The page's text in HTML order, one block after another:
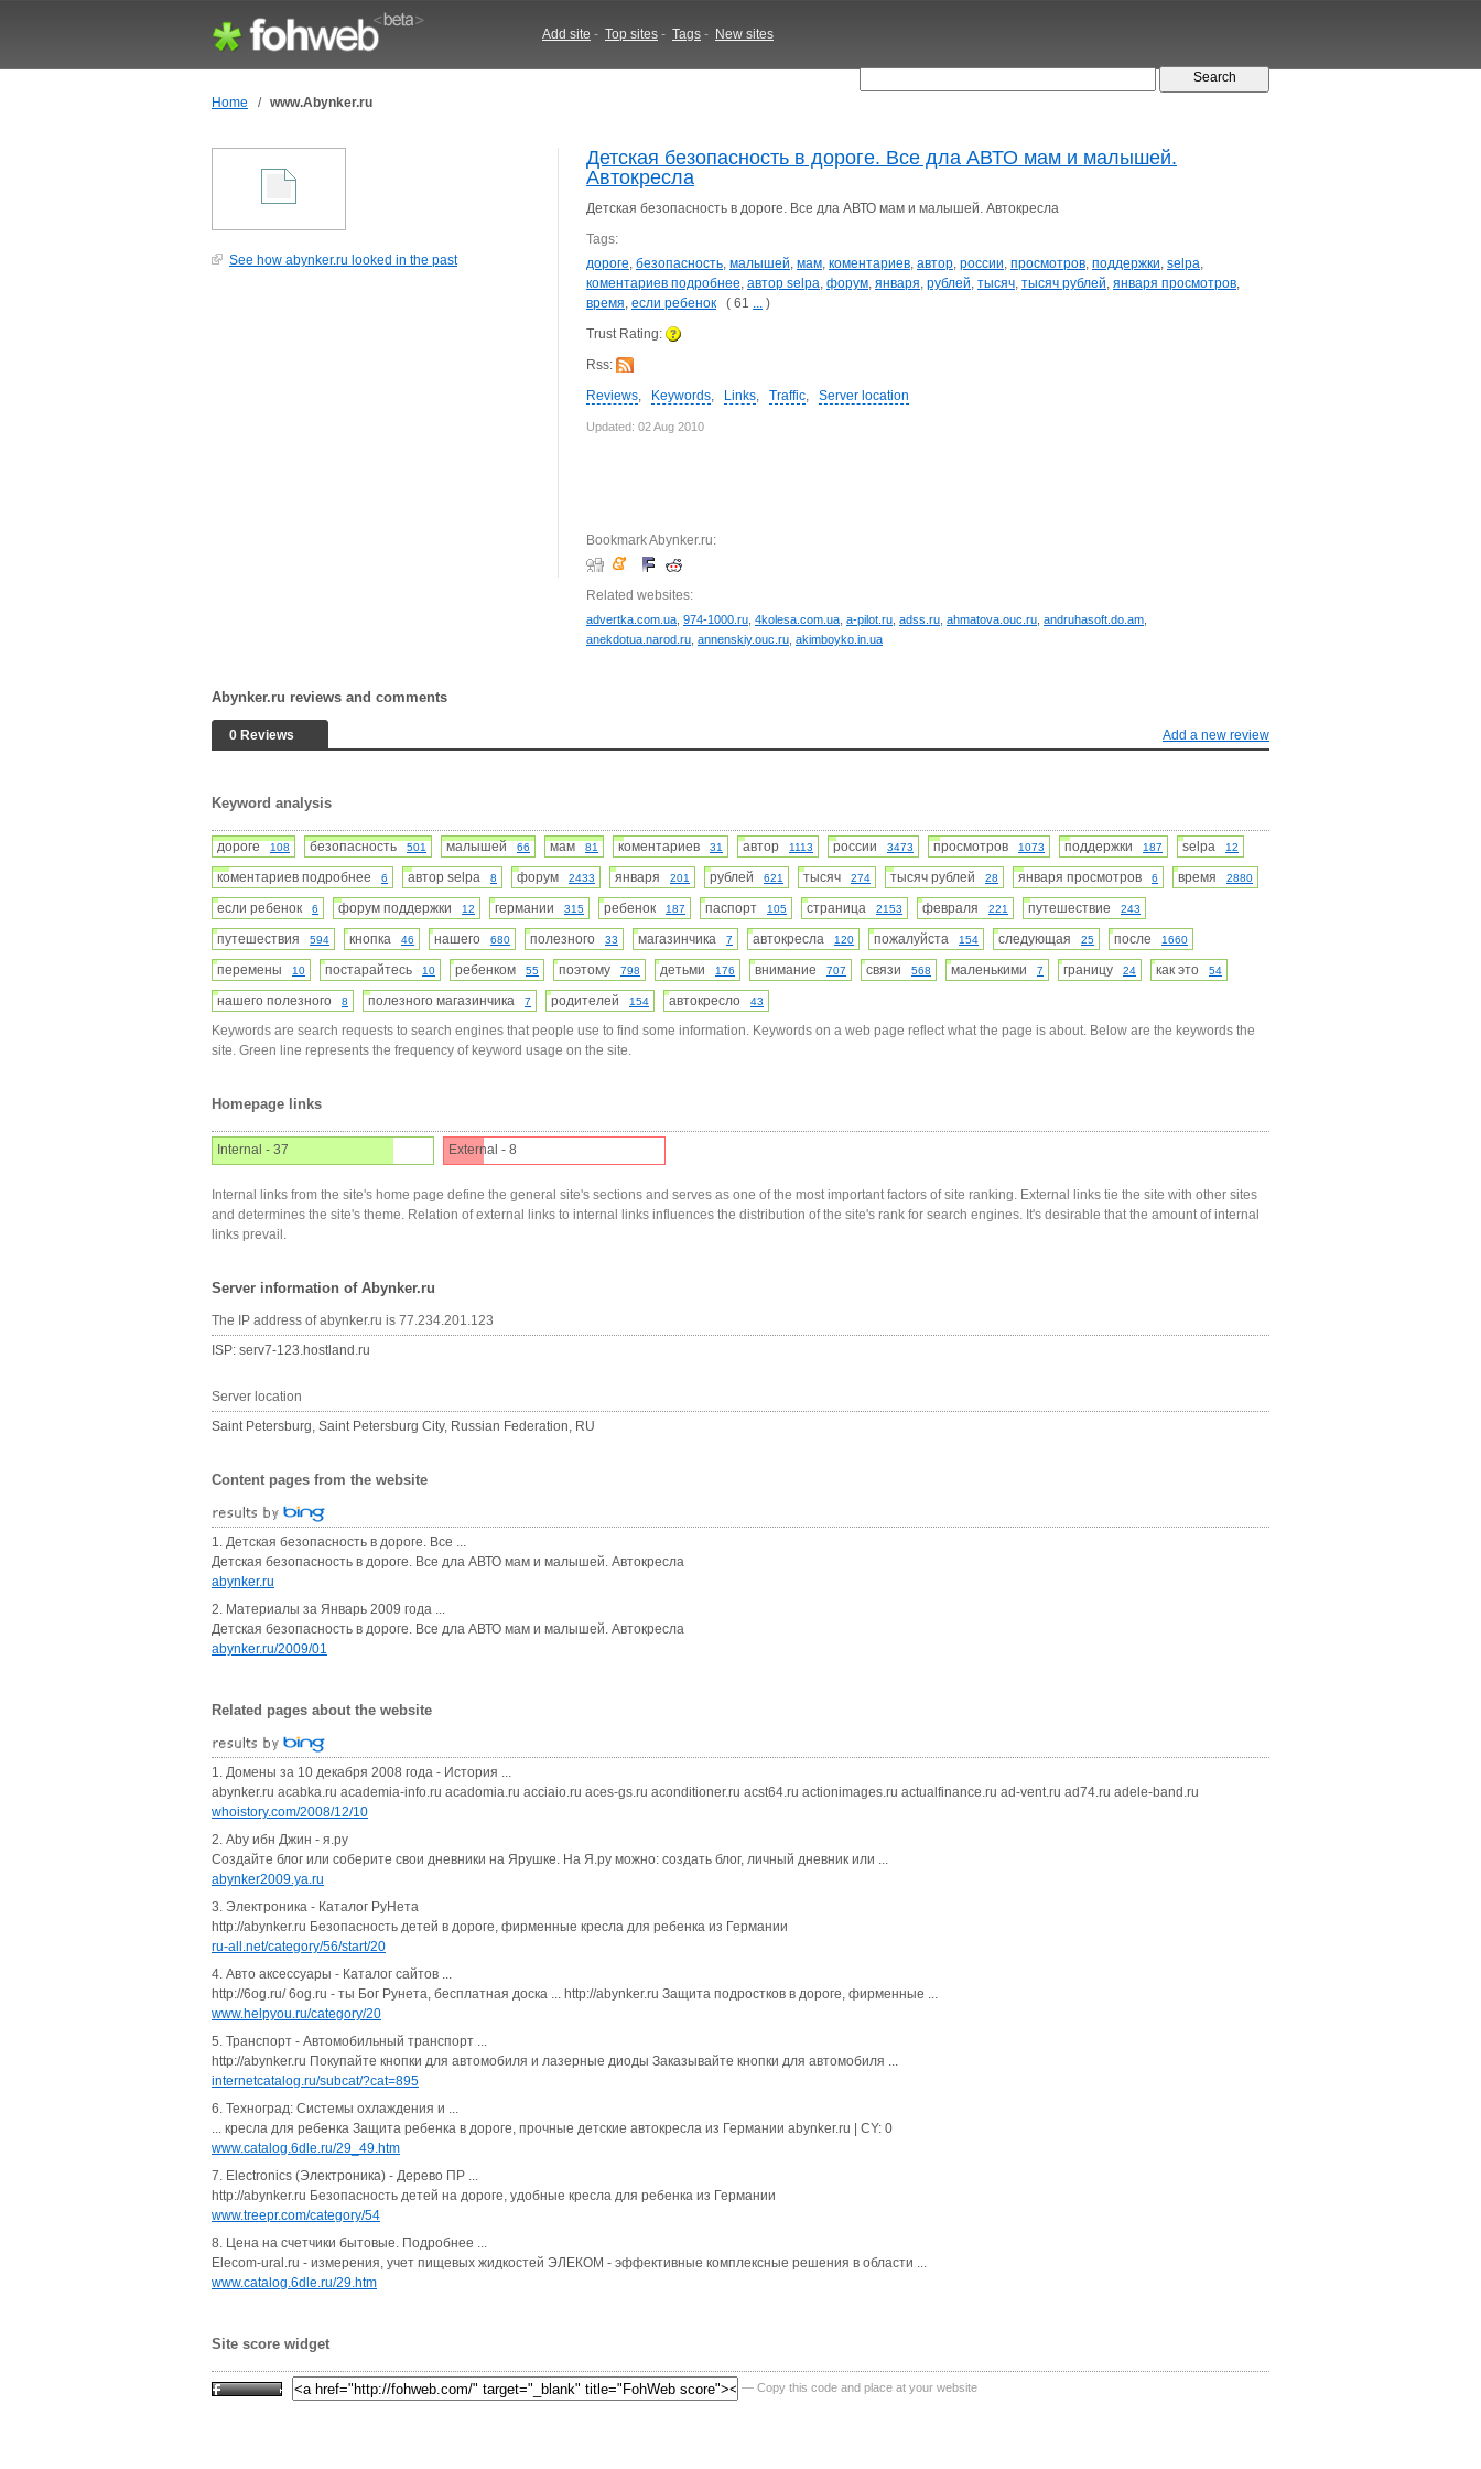
Add site - Top sites - Tags - New sites
Home / www.Abynker.ru
See how abynker.ru looked in the past
Детская безопасность в дороге. Все дла АВТО мам и малышей.
Автокресла
Детская безопасность в дороге. Все дла АВТО мам и малышей. Автокресла
Tags:
дороге, безопасность, малышей, мам, коментариев, автор, россии, просмотров, поддержки, selpa,
коментариев подробнее, автор selpa, форум, января, рублей, тысяч, тысяч рублей, января просмотров,
время, если ребенок ( 61 ... )
Trust Rating:
Rss:
Reviews, Keywords, Links, Traffic, Server location
Updated: 02 Aug 2010
Bookmark Abynker.ru:
Related websites:
advertka.com.ua 974-1000.ru 4kolesa.com.ua a-pilot.ru adss.ru ahmatova.ouc.ru andruhasoft.do.am
anekdotua.narod.ru annenskiy.ouc.ru akimboyko.in.ua
Abynker.ru reviews and comments
0 Reviews Add a new review
Keyword analysis
дороге 108 безопасность 501 малышей 66 мам 81 коментариев 31 автор 1113 россии 3473 просмотров 1073 поддержки 187 selpa 12
коментариев подробнее 6 автор selpa 8 форум 2433 января 201 рублей 621 тысяч 274 тысяч рублей 28 января просмотров 6 время 2880
если ребенок 6 форум поддержки 12 германии 315 ребенок 187 паспорт 105 страница 2153 февраля 221 путешествие 243
путешествия 594 кнопка 46 нашего 680 полезного 33 магазинчика 7 автокресла 120 пожалуйста 154 следующая 25 после 1660
перемены 10 постарайтесь 10 ребенком 55 поэтому 798 детьми 176 внимание 707 связи 568 маленькими 7 границу 24 как это 54
нашего полезного 8 полезного магазинчика 7 родителей 154 автокресло 43
Keywords are search requests to search engines that people use to find some information. Keywords on a web page reflect what the page is about. Below are the keywords the
site. Green line represents the frequency of keyword usage on the site.
Homepage links
Internal - 37 External - 8
Internal links from the site's home page define the general site's sections and serves as one of the most important factors of site ranking. External links tie the site with other sites
and determines the site's theme. Relation of external links to internal links influences the distribution of the site's rank for search engines. It's desirable that the amount of internal
links prevail.
Server information of Abynker.ru
The IP address of abynker.ru is 77.234.201.123
ISP: serv7-123.hostland.ru
Server location
Saint Petersburg, Saint Petersburg City, Russian Federation, RU
Content pages from the website
1. Детская безопасность в дороге. Все ...
Детская безопасность в дороге. Все дла АВТО мам и малышей. Автокресла
abynker.ru
2. Материалы за Январь 2009 года ...
Детская безопасность в дороге. Все дла АВТО мам и малышей. Автокресла
abynker.ru/2009/01
Related pages about the website
1. Домены за 10 декабря 2008 года - История ...
abynker.ru acabka.ru academia-info.ru acadomia.ru acciaio.ru aces-gs.ru aconditioner.ru acst64.ru actionimages.ru actualfinance.ru ad-vent.ru ad74.ru adele-band.ru
whoistory.com/2008/12/10
2. Аby ибн Джин - я.ру
Создайте блог или соберите свои дневники на Ярушке. На Я.ру можно: создать блог, личный дневник или ...
abynker2009.ya.ru
3. Электроника - Каталог РуНета
http://abynker.ru Безопасность детей в дороге, фирменные кресла для ребенка из Германии
ru-all.net/category/56/start/20
4. Авто аксессуары - Каталог сайтов ...
http://6og.ru/ 6og.ru - ты Бог Рунета, бесплатная доска ... http://abynker.ru Защита подростков в дороге, фирменные ...
www.helpyou.ru/category/20
5. Транспорт - Автомобильный транспорт ...
http://abynker.ru Покупайте кнопки для автомобиля и лазерные диоды Заказывайте кнопки для автомобиля ...
internetcatalog.ru/subcat/?cat=895
6. Техноград: Системы охлаждения и ...
... кресла для ребенка Защита ребенка в дороге, прочные детские автокресла из Германии abynker.ru | CY: 0
www.catalog.6dle.ru/29_49.htm
7. Electronics (Электроника) - Дерево ПР ...
http://abynker.ru Безопасность детей на дороге, удобные кресла для ребенка из Германии
www.treepr.com/category/54
8. Цена на счетчики бытовые. Подробнее ...
Elecom-ural.ru - измерения, учет пищевых жидкостей ЭЛЕКОМ - эффективные комплексные решения в области ...
www.catalog.6dle.ru/29.htm
Site score widget
— Copy this code and place at your website